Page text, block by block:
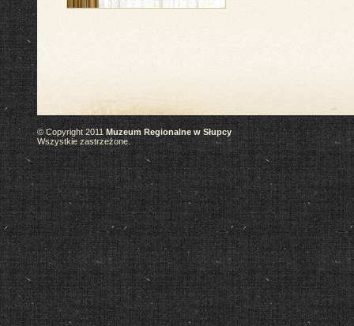
© Copyright 2011Muzeum Regionalne w Słupcy
Wszystkie zastrzeżone.